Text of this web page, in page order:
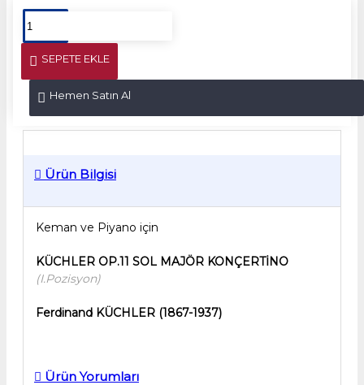
SEPETE EKLE
Hemen Satın Al
Ürün Bilgisi
Keman ve Piyano için
KÜCHLER OP.11 SOL MAJÖR KONÇERTİNO
(I.Pozisyon)
Ferdinand KÜCHLER (1867-1937)
Ürün Yorumları